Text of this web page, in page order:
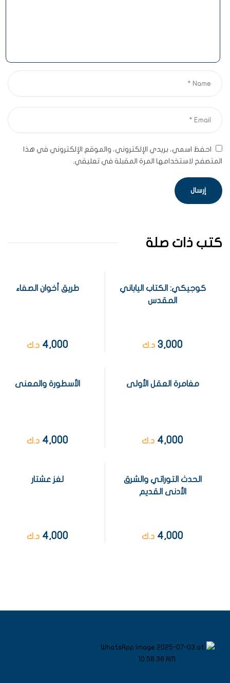
احفظ اسمي، بريدي الإلكتروني، والموقع الإلكتروني في هذا
المتصفح لاستخدامها المرة المقبلة في تعليقي.
كتب ذات صلة
كوجيكي: الكتاب الياباني
المقدس
3,000 د.ك
طريق أخوان الصفاء
4,000 د.ك
مغامرة العقل الأولى
4,000 د.ك
الأسطورة والمعنى
4,000 د.ك
الحدث التوراتي والشرق
الأدنى القديم
4,000 د.ك
لغز عشتار
4,000 د.ك